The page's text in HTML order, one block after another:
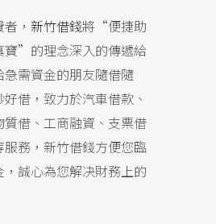
， 新竹借錢將“便捷助
寶”的理念深入的傳遞給
需資金的朋友隨借隨
借，致力於汽車借款、
質借、工商融資、支票借
務，新竹借錢方便您臨
誠心為您解决財務上的